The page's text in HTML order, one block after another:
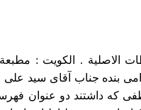
بنده جناب آقای سید علی
که داشتند دو عنوان